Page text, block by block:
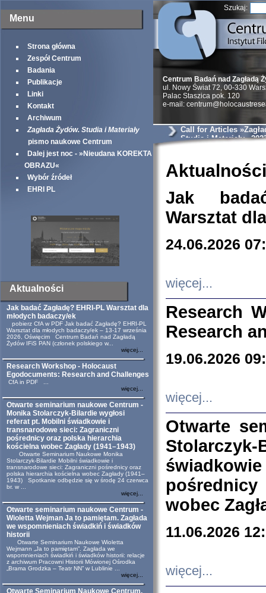
Menu
Strona główna
Zespół Centrum
Badania
Publikacje
Linki
Kontakt
Archiwum
Zagłada Żydów. Studia i Materiały
pismo naukowe Centrum
Dalej jest noc - »Nieudana KOREKTA
OBRAZU«
Wybór źródeł
EHRI PL
Aktualności
Jak badać Zagładę? EHRI-PL Warsztat dla
młodych badaczy/ek
pobierz CfA w PDF Jak badać Zagładę? EHRI-PL
Warsztat dla młodych badaczy/ek – 13-17 września
2026, Oświęcim Centrum Badań nad Zagładą
Żydów IFiS PAN (członek polskiego w...
więcej...
Research Workshop - Holocaust
Egodocuments: Research and Challenges
CfA in PDF ...
więcej...
Otwarte seminarium naukowe Centrum -
Monika Stolarczyk-Bilardie wygłosi
referat pt. Mobilni świadkowie i
transnarodowe sieci: Zagraniczni
pośrednicy oraz polska hierarchia
kościelna wobec Zagłady (1941–1943)
Otwarte Seminarium Naukowe Monika
Stolarczyk-Bilardie Mobilni świadkowie i
transnarodowe sieci: Zagraniczni pośrednicy oraz
polska hierarchia kościelna wobec Zagłady (1941–
1943) Spotkanie odbędzie się w środę 24 czerwca
br. w ...
więcej...
Otwarte seminarium naukowe Centrum -
Wioletta Wejman Ja to pamiętam. Zagłada
we wspomnieniach świadkiń i świadków
historii
Otwarte Seminarium Naukowe Wioletta
Wejmann „Ja to pamiętam”. Zagłada we
wspomnieniach świadkiń i świadków historii: relacje
z archiwum Pracowni Historii Mówionej Ośrodka
„Brama Grodzka – Teatr NN” w Lublinie ...
więcej...
Otwarte Seminarium Naukowe Centrum.
Szukaj:
Centrum Badań nad Zagładą
ul. Nowy Świat 72, 00-330
Palac Staszica pok. 120
e-mail:
Call for Articles
Studia i Materiały«
Aktualności
Jak
Warsztat
24.06.2026
więcej...
Research
Research
19.06.2026
więcej...
Otwarte
wobec
11.06.2026
więcej...